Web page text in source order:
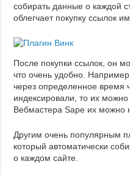
собирать данные о каждой
облегчает покупку ссылок
После покупки ссылок, он
что очень удобно.
через определенное время
индексировали, то их
Вебмастера Sape их можно
Другим очень популярным
который автоматически
о каждом сайте.